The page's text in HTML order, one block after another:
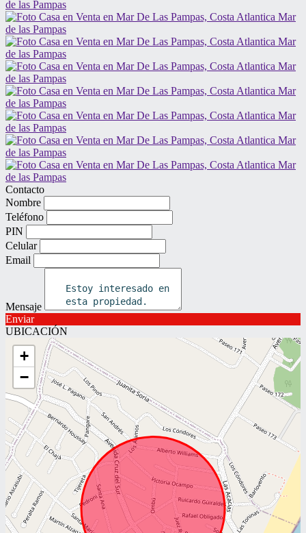
Contacto
Nombre
Teléfono
PIN
Celular
Email
Mensaje
Enviar
UBICACIÓN
+
−